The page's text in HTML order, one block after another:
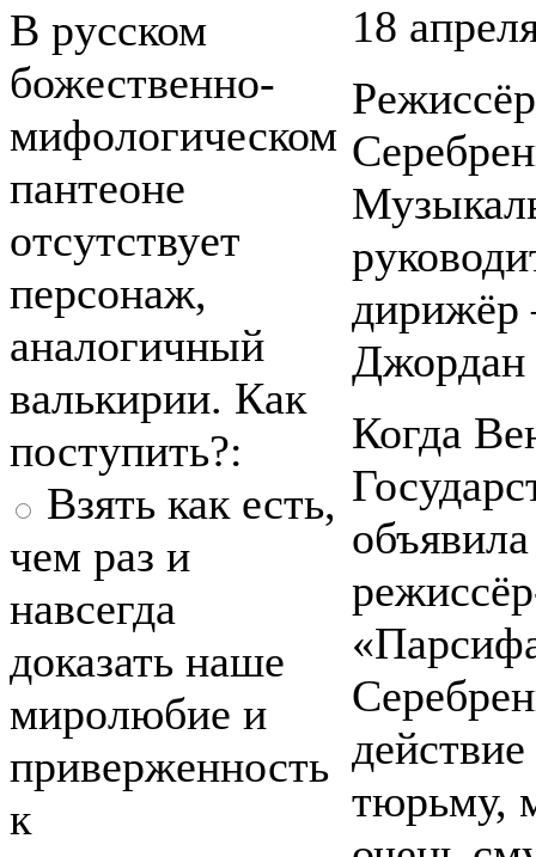
В русском
божественно-
мифологическом
пантеоне
отсутствует
персонаж,
аналогичный
валькирии. Как
поступить?:
Взять как есть,
чем раз и
навсегда
доказать наше
миролюбие и
приверженность
к
18
Джордан
Когда
тюрьму,